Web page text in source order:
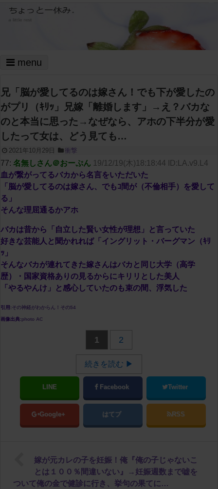
menu
兄「脳が愛してるのは嫁さん！でも下が愛したの
がプリ（ｷﾘｯ」兄嫁「離婚します」→え？バカな
のと本当に思った→なぜなら、アホの下半分が愛
したって女は、どう見ても…
2021年10月29日 衝撃
77: 名無しさん＠おーぷん 19/12/19(木)18:18:44 ID:LA.v9.L4
血が繋がってるバカから名言をいただいた
「脳が愛してるのは嫁さん、でもｺ間が（不倫相手）を愛して
る」
そんな理屈通るかアホ
バカは昔から「自立した賢い女性が理想」と言っていた
好きな芸能人と聞かれれば「イングリット・バーグマン（ｷﾘ
ｯ」
そんなバカが連れてきた嫁さんはバカと同じ大学（高学
歴）・国家資格ありの見るからにキリリとした美人
「やるやんけ」と感心していたのも束の間、浮気した
引用:その神経がわからん！その54
画像出典:photo AC
1 2
続きを読む ▶
LINE Facebook Twitter
Google+ はてブ RSS
嫁が元カレの子を妊娠！俺『俺の子じゃないこ
とは１００％間違いない』→妊娠週数まで嘘を
ついて俺の金で健診に行き、挙句の果てに…